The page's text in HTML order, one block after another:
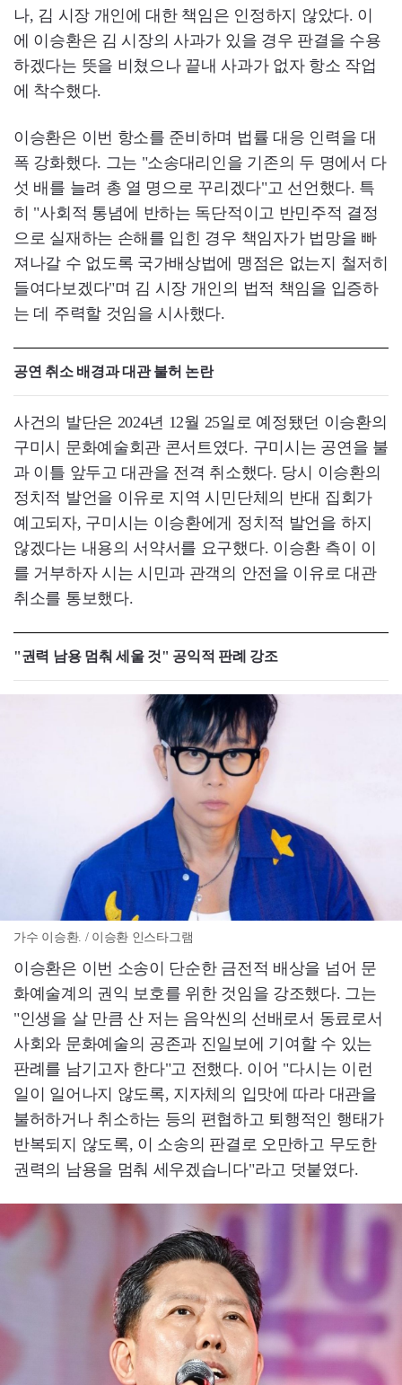
나, 김 시장 개인에 대한 책임은 인정하지 않았다. 이
에 이승환은 김 시장의 사과가 있을 경우 판결을 수용
하겠다는 뜻을 비쳤으나 끝내 사과가 없자 항소 작업
에 착수했다.
이승환은 이번 항소를 준비하며 법률 대응 인력을 대
폭 강화했다. 그는 "소송대리인을 기존의 두 명에서 다
섯 배를 늘려 총 열 명으로 꾸리겠다"고 선언했다. 특
히 "사회적 통념에 반하는 독단적이고 반민주적 결정
으로 실재하는 손해를 입힌 경우 책임자가 법망을 빠
져나갈 수 없도록 국가배상법에 맹점은 없는지 철저히
들여다보겠다"며 김 시장 개인의 법적 책임을 입증하
는 데 주력할 것임을 시사했다.
공연 취소 배경과 대관 불허 논란
사건의 발단은 2024년 12월 25일로 예정됐던 이승환의
구미시 문화예술회관 콘서트였다. 구미시는 공연을 불
과 이틀 앞두고 대관을 전격 취소했다. 당시 이승환의
정치적 발언을 이유로 지역 시민단체의 반대 집회가
예고되자, 구미시는 이승환에게 정치적 발언을 하지
않겠다는 내용의 서약서를 요구했다. 이승환 측이 이
를 거부하자 시는 시민과 관객의 안전을 이유로 대관
취소를 통보했다.
"권력 남용 멈춰 세울 것" 공익적 판례 강조
가수 이승환. / 이승환 인스타그램
이승환은 이번 소송이 단순한 금전적 배상을 넘어 문
화예술계의 권익 보호를 위한 것임을 강조했다. 그는
"인생을 살 만큼 산 저는 음악씬의 선배로서 동료로서
사회와 문화예술의 공존과 진일보에 기여할 수 있는
판례를 남기고자 한다"고 전했다. 이어 "다시는 이런
일이 일어나지 않도록, 지자체의 입맛에 따라 대관을
불허하거나 취소하는 등의 편협하고 퇴행적인 행태가
반복되지 않도록, 이 소송의 판결로 오만하고 무도한
권력의 남용을 멈춰 세우겠습니다"라고 덧붙였다.